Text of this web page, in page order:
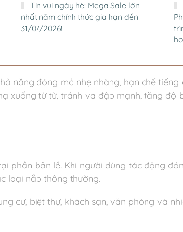
Tin vui ngày hè: Mega Sale lớn
nhất năm chính thức gia hạn đến
31/07/2026!
năng đóng mở nhẹ nhàng, hạn chế
xuống từ từ, tránh va đập mạnh, tăng độ
bản lề. Khi người dùng tác động
loại nắp thông thường.
cư, biệt thự, khách sạn, văn phòng và